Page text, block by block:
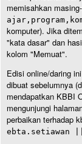
memisahkan
komputer). Jika
"kata dasar" dan
kolom "Memuat".
Edisi online/daring
dibuat sebelumnya
mendapatkan KBBI
mengunjungi
perbaikan terhadap
ebta.setiawan